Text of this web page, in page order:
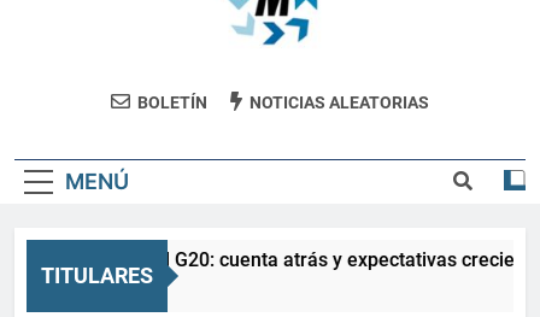
Revista
BOLETÍN NOTICIAS ALEATORIAS
MENÚ
TITULARES
La Salud en el G20: cuenta atrás y expectativas
3 Meses Atrás